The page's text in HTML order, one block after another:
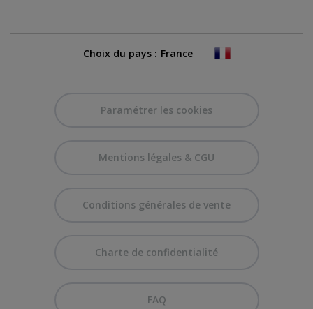
Choix du pays :
Paramétrer les cookies
Mentions légales & CGU
Conditions générales de vente
Charte de confidentialité
FAQ